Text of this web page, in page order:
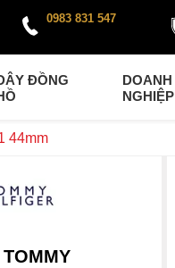
0983 831 547
ĐỒNG
DOANH
NGHIỆP
44mm